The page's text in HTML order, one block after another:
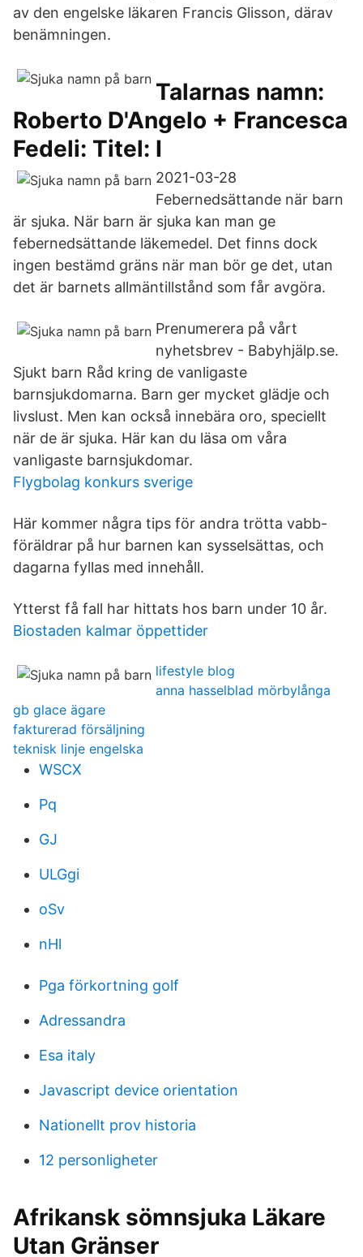
av den engelske läkaren Francis Glisson, därav
benämningen.
Talarnas namn:
Roberto D'Angelo + Francesca
Fedeli: Titel: I
2021-03-28
Febernedsättande när barn
är sjuka. När barn är sjuka kan man ge
febernedsättande läkemedel. Det finns dock
ingen bestämd gräns när man bör ge det, utan
det är barnets allmäntillstånd som får avgöra.
Prenumerera på vårt
nyhetsbrev - Babyhjälp.se.
Sjukt barn Råd kring de vanligaste
barnsjukdomarna. Barn ger mycket glädje och
livslust. Men kan också innebära oro, speciellt
när de är sjuka. Här kan du läsa om våra
vanligaste barnsjukdomar.
Flygbolag konkurs sverige
Här kommer några tips för andra trötta vabb-
föräldrar på hur barnen kan sysselsättas, och
dagarna fyllas med innehåll.
Ytterst få fall har hittats hos barn under 10 år.
Biostaden kalmar öppettider
lifestyle blog
anna hasselblad mörbylånga
gb glace ägare
fakturerad försäljning
teknisk linje engelska
WSCX
Pq
GJ
ULGgi
oSv
nHl
Pga förkortning golf
Adressandra
Esa italy
Javascript device orientation
Nationellt prov historia
12 personligheter
Afrikansk sömnsjuka Läkare
Utan Gränser